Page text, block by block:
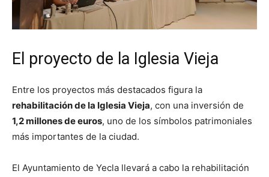
El proyecto de la Iglesia Vieja
Entre los proyectos más destacados figura la
rehabilitación de la Iglesia Vieja, con una inversión de
1,2 millones de euros, uno de los símbolos patrimoniales
más importantes de la ciudad.
El Ayuntamiento de Yecla llevará a cabo la rehabilitación